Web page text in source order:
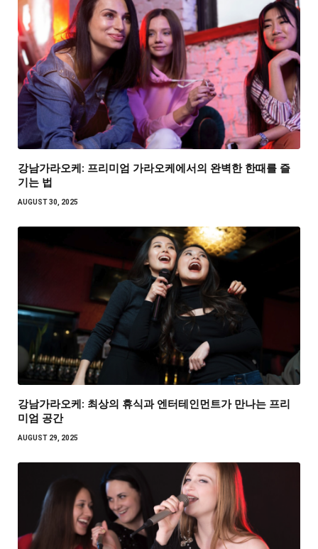
강남가라오케: 프리미엄 가라오케에서의 완벽한 한때를 즐
기는 법
AUGUST 30, 2025
강남가라오케: 최상의 휴식과 엔터테인먼트가 만나는 프리
미엄 공간
AUGUST 29, 2025